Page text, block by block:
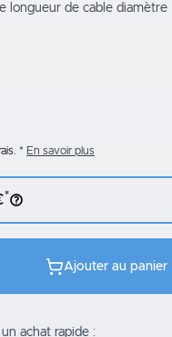
de cable diamètre ...
En savoir plus
*
Ajouter au panier
un achat rapide :